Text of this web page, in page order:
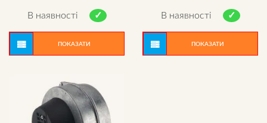
out of 5
В наявності
ПОКАЗАТИ
out of 5
В наявності
ПОКАЗАТИ